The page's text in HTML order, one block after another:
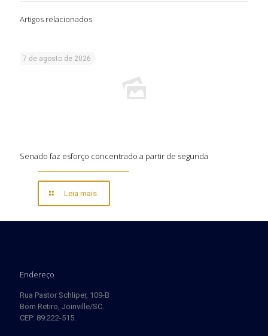
Artigos relacionados
7 de agosto de 2026
Senado faz esforço concentrado a partir de segunda
Leia mais
Endereço
Rua Pastor Schliper, 109-B
Bom Retiro, Joinville/SC.
CEP: 89.222-515.